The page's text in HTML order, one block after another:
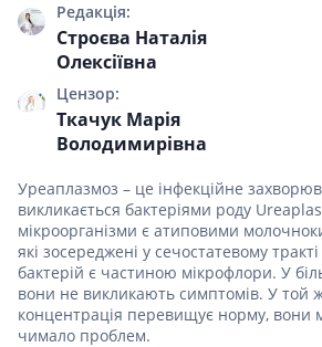
Редакція:
Строєва Наталія
Олексіївна
Цензор:
Ткачук Марія
Володимирівна
Уреаплазмоз – це інфекційне
викликається бактеріями роду
мікроорганізми є атиповими
які зосереджені у сечостатевому
бактерій є частиною мікрофлори. У
вони не викликають симптомів. У той
концентрація перевищує норму, вони
чимало проблем.